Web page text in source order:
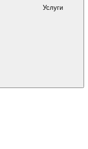
Услуги